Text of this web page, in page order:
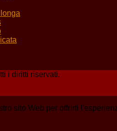
i diritti riservati.
sito Web per offrirti